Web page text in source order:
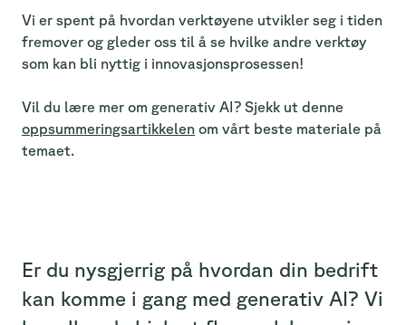
Vi er spent på hvordan verktøyene utvikler seg i tiden
fremover og gleder oss til å se hvilke andre verktøy
som kan bli nyttig i innovasjonsprosessen!
Vil du lære mer om generativ AI? Sjekk ut denne
oppsummeringsartikkelen om vårt beste materiale på
temaet.
Er du nysgjerrig på hvordan din bedrift
kan komme i gang med generativ AI? Vi